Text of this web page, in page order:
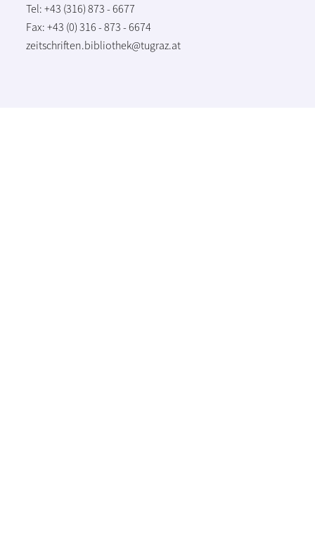
Tel: +43 (316) 873 - 6677
Fax: +43 (0) 316 - 873 - 6674
zeitschriften.bibliothek@tugraz.at